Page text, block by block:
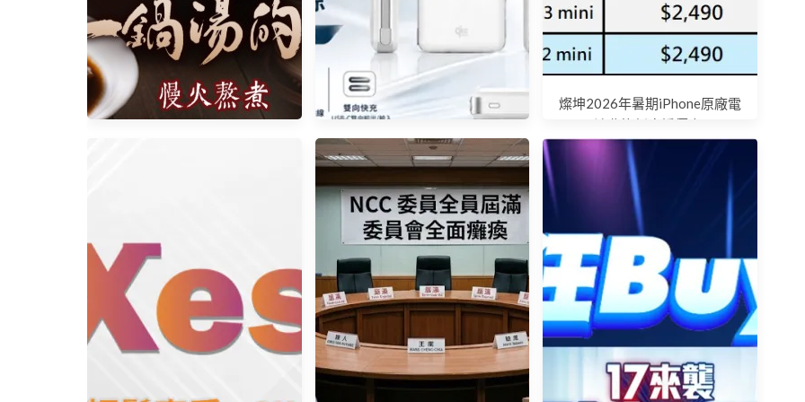
網友推薦 • 精燉補湯 一年四季都
可以喝 康寶藥燉排骨全新網路品
牌 老祖宗藥膳排骨
唯快不破! enerpad 新一代UFO
GLA-10000 固態磁吸行動電
源，掀磁吸快充革命
燦坤2026年暑期iPhone原廠電
池舊換新應援優惠!